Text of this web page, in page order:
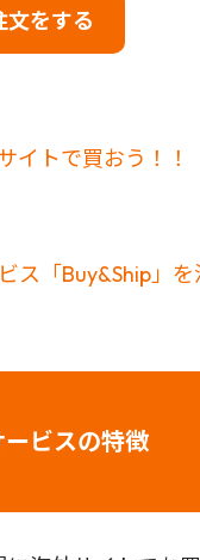
文をする
イトで買おう！！
「Buy&Ship」
ビスの特徴